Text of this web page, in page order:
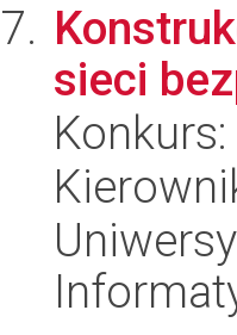
sieci
Konkurs: